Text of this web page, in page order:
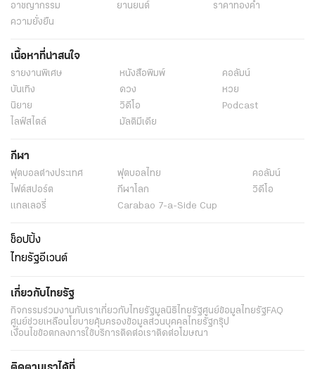
อาชญากรรม
ยานยนต์
ราคาทองคำ
ความยั่งยืน
เนื้อหาที่น่าสนใจ
รายงานพิเศษ หนังสือพิมพ์
คอลัมน์
บันเทิง
ดวง
หวย
นิยาย
วิดีโอ
Podcast
ไลฟ์สไตล์
มัลติมีเดีย
กีฬา
ฟุตบอลต่่างประเทศ ฟุตบอลไทย
คอลัมน์
ไฟต์สปอร์ต
กีฬาโลก
วิดีโอ
แกลเลอรี่
Carabao 7-a-Side Cup
ช็อปปิ้ง
ไทยรัฐอีเวนต์
เกี่ยวกับไทยรัฐ
กิจกรรมร่วมงานกับเราเกี่ยวกับไทยรัฐมูลนิธิไทยรัฐศูนย์ข้อมูลไทยรัฐFAQ
ศูนย์ช่วยเหลือนโยบายคุ้มครองข้อมูลส่วนบุคคลไทยรัฐกรุ๊ป
เงื่อนไขข้อตกลงการใช้บริการติดต่อเราติดต่อโฆษณา